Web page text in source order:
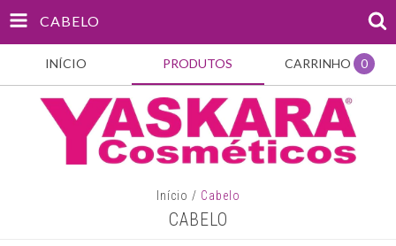
CABELO
INÍCIO PRODUTOS CARRINHO 0
Início / Cabelo
CABELO